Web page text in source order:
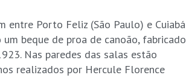
entre Porto Feliz (São Paulo) e Cuiabá
beque de proa de canoão, fabricado
Nas paredes das salas estão
realizados por Hercule Florence